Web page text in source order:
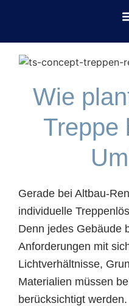
Wie
Treppe
Gerade bei Altbau-
individuelle
Denn jedes Gebäude
Anforderungen mit
Lichtverhältnisse,
Materialien müssen
berücksichtigt werden.